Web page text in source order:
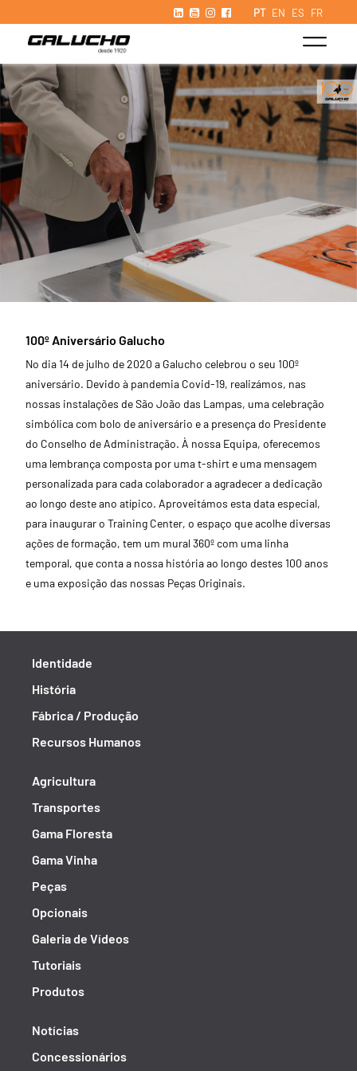
PT EN ES FR
100º Aniversário Galucho
No dia 14 de julho de 2020 a Galucho celebrou o seu 100º
aniversário. Devido à pandemia Covid-19, realizámos, nas
nossas instalações de São João das Lampas, uma celebração
simbólica com bolo de aniversário e a presença do Presidente
do Conselho de Administração. À nossa Equipa, oferecemos
uma lembrança composta por uma t-shirt e uma mensagem
personalizada para cada colaborador a agradecer a dedicação
ao longo deste ano atípico. Aproveitámos esta data especial,
para inaugurar o Training Center, o espaço que acolhe diversas
ações de formação, tem um mural 360º com uma linha
temporal, que conta a nossa história ao longo destes 100 anos
e uma exposição das nossas Peças Originais.
Identidade
História
Fábrica / Produção
Recursos Humanos
Agricultura
Transportes
Gama Floresta
Gama Vinha
Peças
Opcionais
Galeria de Vídeos
Tutoriais
Produtos
Notícias
Concessionários